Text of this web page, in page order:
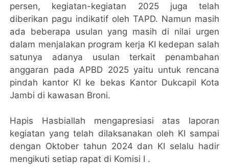
persen, kegiatan-kegiatan 2025 juga telah
diberikan pagu indikatif oleh TAPD. Namun masih
ada beberapa usulan yang masih di nilai urgen
dalam menjalakan program kerja KI kedepan salah
satunya adanya usulan terkait penambahan
anggaran pada APBD 2025 yaitu untuk rencana
pindah kantor KI ke bekas Kantor Dukcapil Kota
Jambi di kawasan Broni.
Hapis Hasbiallah mengapresiasi atas laporan
kegiatan yang telah dilaksanakan oleh KI sampai
dengan Oktober tahun 2024 dan KI selalu hadir
mengikuti setiap rapat di Komisi I .